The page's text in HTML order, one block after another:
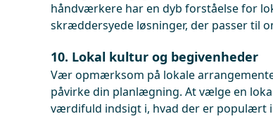
håndværkere har en dyb forståelse for
skræddersyede løsninger, der passer til
10. Lokal kultur og begivenheder
Vær opmærksom på lokale
påvirke din planlægning. At vælge en
værdifuld indsigt i, hvad der er populært